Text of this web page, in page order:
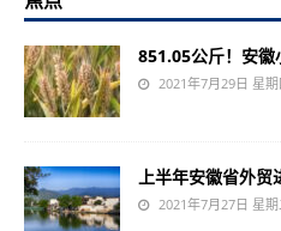
851.05公斤！安
2021年7月29日 星
上半年安徽省外贸
2021年7月27日 星